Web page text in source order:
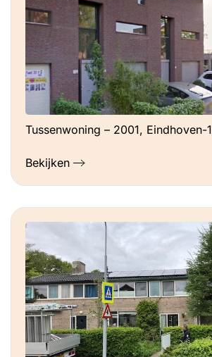
Tussenwoning – 2001, Eindhoven-1
Bekijken